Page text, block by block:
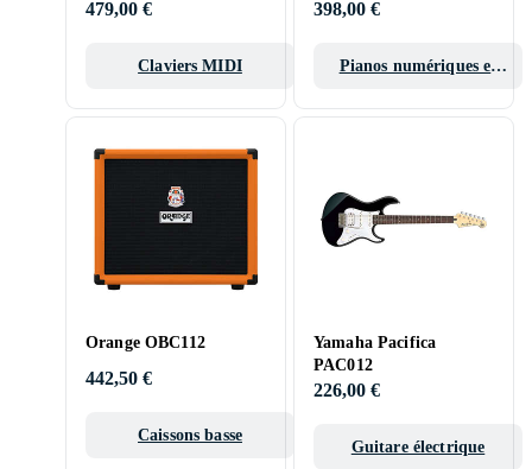
479,00 €
Claviers MIDI
398,00 €
Pianos numériques et
Orange OBC112
442,50 €
Caissons basse
Yamaha Pacifica
PAC012
226,00 €
Guitare électrique